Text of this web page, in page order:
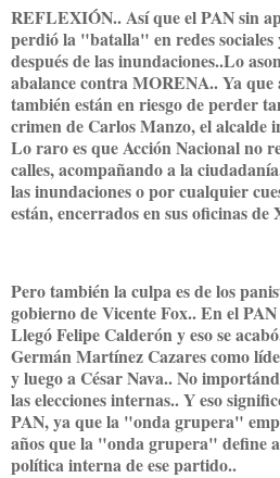
REFLEXIÓN.. Así que el PAN sin
perdió la "batalla" en redes
después de las inundaciones..Lo
abalance contra MORENA.. Ya
también están en riesgo de perder
crimen de Carlos Manzo, el alcalde
Lo raro es que Acción Nacional no
calles, acompañando a la
las inundaciones o por cualquier
están, encerrados en sus oficinas de
Pero también la culpa es de los
gobierno de Vicente Fox.. En el
Llegó Felipe Calderón y eso se
Germán Martínez Cazares como
y luego a César Nava.. No
las elecciones internas.. Y eso
PAN, ya que la "onda grupera"
años que la "onda grupera" define
política interna de ese partido..